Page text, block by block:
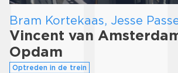
Bram Kortekaas, Jesse
Vincent van
Opdam
Optreden in de trein